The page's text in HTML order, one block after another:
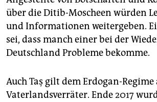
über die Ditib-Moscheen würden
und Informationen weitergeben.
sei, dass manch einer bei der
Deutschland Probleme bekomme.
Auch Taş gilt dem Erdogan-Regime
Vaterlandsverräter. Ende 2017